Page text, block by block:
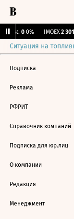
Бирж. 0 0% IMOEX 2
Ситуация на
Подписка
Реклама
РФРИТ
Справочник компаний
Подписка для юр.лиц
О компании
Редакция
Менеджмент